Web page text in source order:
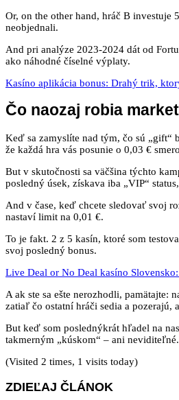
Or, on the other hand, hráč B investuje
neobjednali.
And pri analýze 2023‑2024 dát od
ako náhodné číselné výplaty.
Kasíno aplikácia bonus: Drahý trik,
Čo naozaj robia
Keď sa zamyslíte nad tým, čo sú „gift“
že každá hra vás posunie o 0,03 €
But v skutočnosti sa väčšina týchto
posledný úsek, získava iba „VIP“
And v čase, keď chcete sledovať svoj
nastaví limit na 0,01 €.
To je fakt. 2 z 5 kasín, ktoré som
svoj posledný bonus.
Live Deal or No Deal kasíno
A ak ste sa ešte nerozhodli, pamätajte:
zatiaľ čo ostatní hráči sedia a pozerajú,
But keď som poslednýkrát hľadel na
takmerným „kúskom“ – ani
(Visited 2 times, 1 visits today)
ZDIEĽAJ ČLÁNOK